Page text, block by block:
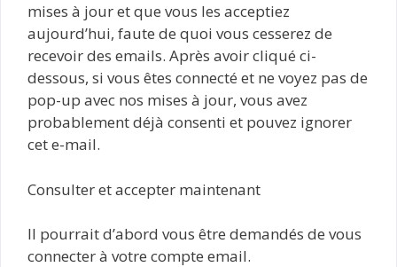
mises à jour et que vous les acceptiez
aujourd’hui, faute de quoi vous cesserez de
recevoir des emails. Après avoir cliqué ci-
dessous, si vous êtes connecté et ne voyez pas de
pop-up avec nos mises à jour, vous avez
probablement déjà consenti et pouvez ignorer
cet e-mail.
Consulter et accepter maintenant
Il pourrait d’abord vous être demandés de vous
connecter à votre compte email.